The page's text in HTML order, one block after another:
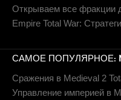
Открываем все фракции
Empire Total War:
САМОЕ ПОПУЛЯРНОЕ:
Сражения в Medieval 2
Управление империей в